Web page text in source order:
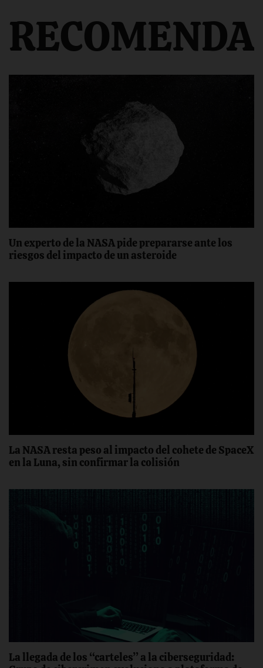
Un experto de la NASA pide prepararse ante los
riesgos del impacto de un asteroide
La NASA resta peso al impacto del cohete de SpaceX
en la Luna, sin confirmar la colisión
La llegada de los “carteles” a la ciberseguridad: